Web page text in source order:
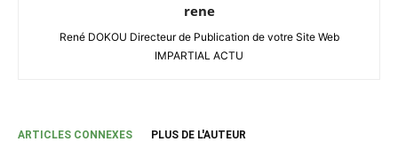
rene
René DOKOU Directeur de Publication de votre Site Web
IMPARTIAL ACTU
ARTICLES CONNEXES PLUS DE L'AUTEUR